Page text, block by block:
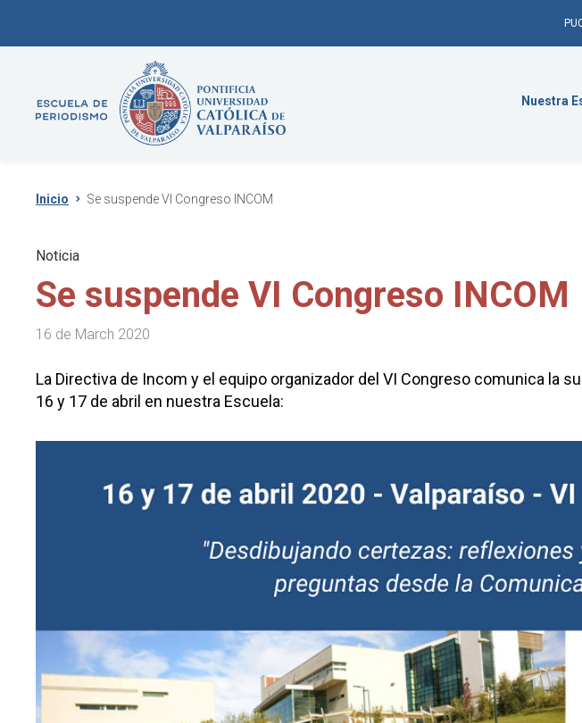
Nuestra
Inicio Se suspende VI Congreso INCOM
Noticia
Se suspende VI Congreso INCOM
16 de March 2020
La Directiva de Incom y el equipo organizador del VI Congreso comunica la
16 y 17 de abril en nuestra Escuela: